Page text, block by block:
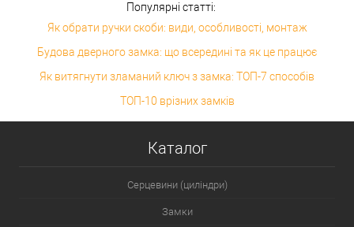
Популярні статті:
Як обрати ручки скоби: види, особливості, монтаж
Будова дверного замка: що всередині та як це працює
Як витягнути зламаний ключ з замка: ТОП-7 способів
ТОП-10 врізних замків
Каталог
Серцевини (циліндри)
Замки